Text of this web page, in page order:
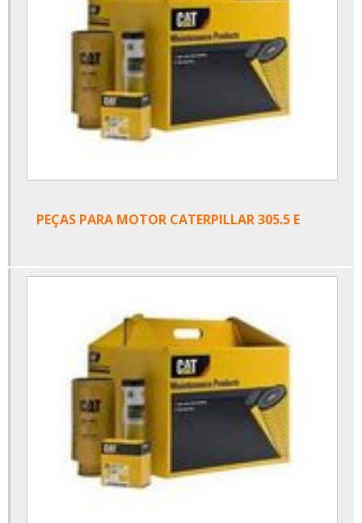
PEÇAS PARA MOTOR CATERPILLAR 305.5 E